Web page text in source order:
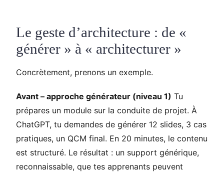
Le geste d’architecture : de «
générer » à « architecturer »
Concrètement, prenons un exemple.
Avant – approche générateur (niveau 1) Tu
prépares un module sur la conduite de projet. À
ChatGPT, tu demandes de générer 12 slides, 3 cas
pratiques, un QCM final. En 20 minutes, le contenu
est structuré. Le résultat : un support générique,
reconnaissable, que tes apprenants peuvent